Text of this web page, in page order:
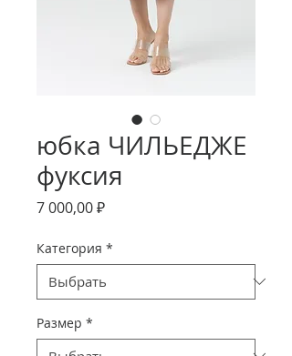
юбка ЧИЛЬЕДЖЕ
фуксия
7 000,00 ₽Цена
Категория *
Размер *